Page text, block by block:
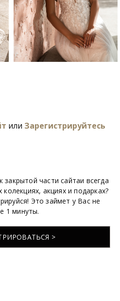
или Зарегистрируйтесь
закрытой части сайтаи всегда
акциях и подарках?
Это займет у Вас не
1 минуты.
>